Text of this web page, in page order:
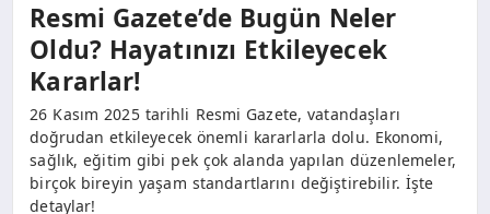
Resmi Gazete’de Bugün Neler
Oldu? Hayatınızı Etkileyecek
Kararlar!
26 Kasım 2025 tarihli Resmi Gazete, vatandaşları
doğrudan etkileyecek önemli kararlarla dolu. Ekonomi,
sağlık, eğitim gibi pek çok alanda yapılan düzenlemeler,
birçok bireyin yaşam standartlarını değiştirebilir. İşte
detaylar!